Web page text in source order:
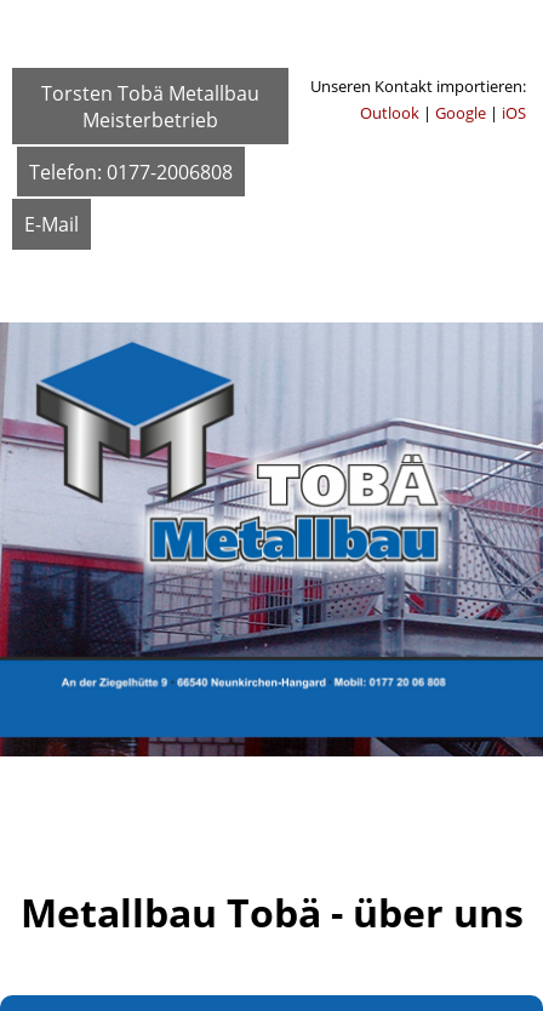
Torsten Tobä Metallbau
Meisterbetrieb
Telefon: 0177-2006808
E-Mail
Unseren Kontakt importieren:
Outlook| Google| iOS
Metallbau Tobä - über uns